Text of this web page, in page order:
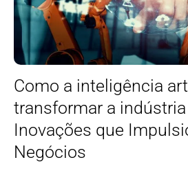
Como a inteligência
transformar a
Inovações que
Negócios